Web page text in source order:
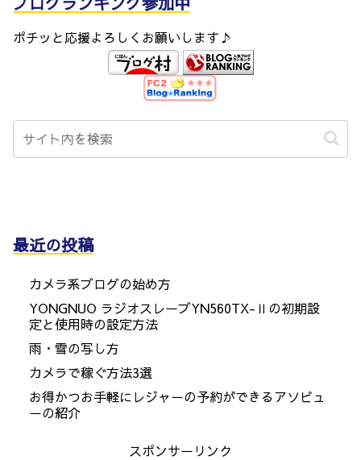
ポチッと応援よろしくお願いします♪
最近の投稿
カメラ系ブログの始め方
YONGNUO ラジオスレーブYN560TX-Ⅱの初期設
定と使用時の設定方法
雨・雪の写し方
カメラで稼ぐ方法3選
お得かつお手軽にレジャーの予約ができるアソビュ
ーの紹介
スポンサーリンク